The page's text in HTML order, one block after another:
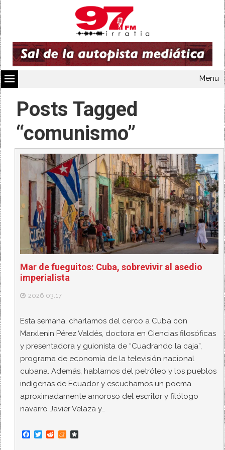
Menu
Posts Tagged
“comunismo”
Mar de fueguitos: Cuba, sobrevivir al asedio
imperialista
2026.03.17
Esta semana, charlamos del cerco a Cuba con
Marxlenin Pérez Valdés, doctora en Ciencias filosóficas
y presentadora y guionista de “Cuadrando la caja”,
programa de economía de la televisión nacional
cubana. Además, hablamos del petróleo y los pueblos
indígenas de Ecuador y escuchamos un poema
aproximadamente amoroso del escritor y filólogo
navarro Javier Velaza y…
F
T
R
M